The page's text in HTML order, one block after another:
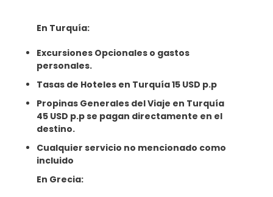
En Turquía:
Excursiones Opcionales o gastos
personales.
Tasas de Hoteles en Turquía 15 USD p.p
Propinas Generales del Viaje en Turquía
45 USD p.p se pagan directamente en el
destino.
Cualquier servicio no mencionado como
incluido
En Grecia: